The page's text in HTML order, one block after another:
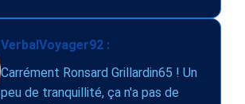
VerbalVoyager92 :
Carrément Ronsard Grillardin65 ! Un
peu de tranquillité, ça n'a pas de